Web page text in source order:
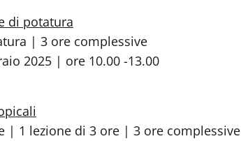
di potatura
| 3 ore complessive
2025 | ore 10.00 -13.00
| 1 lezione di 3 ore | 3 ore complessive